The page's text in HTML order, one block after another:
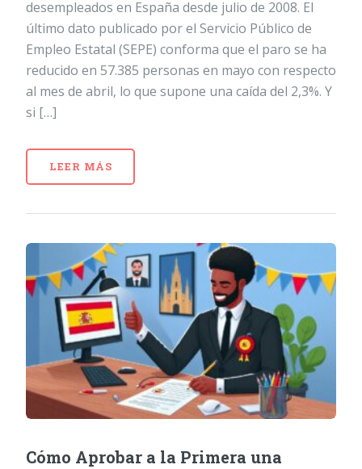
desempleados en España desde julio de 2008. El
último dato publicado por el Servicio Público de
Empleo Estatal (SEPE) conforma que el paro se ha
reducido en 57.385 personas en mayo con respecto
al mes de abril, lo que supone una caída del 2,3%. Y
si […]
LEER MÁS
Cómo Aprobar a la Primera una